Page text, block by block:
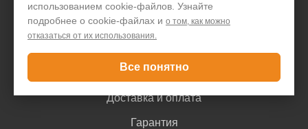
использованием cookie-файлов. Узнайте
подробнее о cookie-файлах и о том, как можно
отказаться от их использования.
Все понятно
Контакты
Покупателю
Доставка и оплата
Гарантия